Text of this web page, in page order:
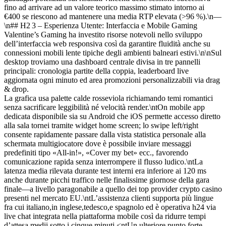
fino ad arrivare ad un valore teorico massimo stimato intorno ai
€400 se riescono ad mantenere una media RTP elevata (>96 %).\n—
\n## H2 3 – Esperienza Utente: Interfaccia e Mobile Gaming
Valentine’s Gaming ha investito risorse notevoli nello sviluppo
dell’interfaccia web responsiva così da garantire fluidità anche su
connessioni mobili lente tipiche degli ambienti balneari estivi.\n\nSul
desktop troviamo una dashboard centrale divisa in tre pannelli
principali: cronologia partite della coppia, leaderboard live
aggiornata ogni minuto ed area promozioni personalizzabili via drag
& drop.
La grafica usa palette calde rosse­viola richiamando temi romantici
senza sacrificare leggibilità né velocità render.\ntOn mobile app
dedicata disponibile sia su Android che iOS permette accesso diretto
alla sala tornei tramite widget home screen; lo swipe left/right
consente rapidamente passare dalla vista statistica personale alla
schermata multigiocatore dove è possibile inviare messaggi
predefiniti tipo «All-in!», «Cover my bet» ecc., favorendo
comunicazione rapida senza interrompere il flusso ludico.\ntLa
latenza media rilevata durante test interni era inferiore ai ​120 ms
anche durante picchi traffico nelle finalissime giornose della gara
finale—a livello paragonabile a quello dei top provider crypto casino
presenti nel mercato EU.\ntL’assistenza clienti supporta più lingue
fra cui italiano,in inglese,tedesco,e spagnolo ed è operativa h24 via
live chat integrata nella piattaforma mobile così da ridurre tempi